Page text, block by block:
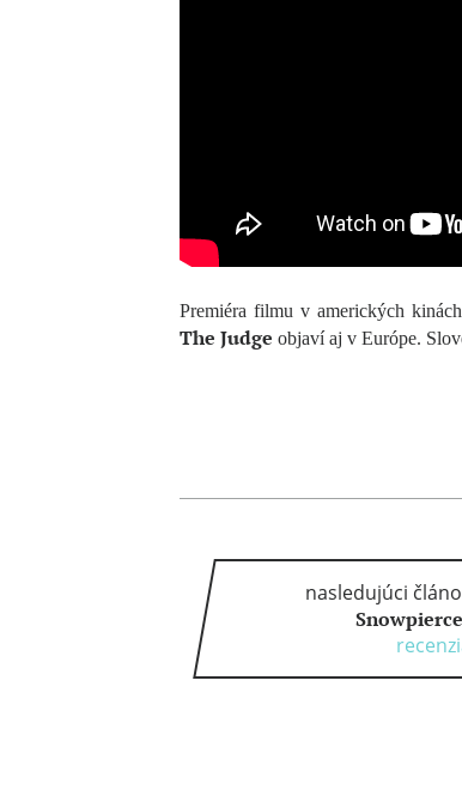
Premiéra filmu v amerických
The Judge objaví aj v Európe.
nasledujúci